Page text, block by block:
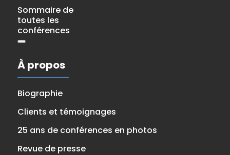
Sommaire de
toutes les
conférences
À propos
Biographie
Clients et témoignages
25 ans de conférences en photos
Revue de presse